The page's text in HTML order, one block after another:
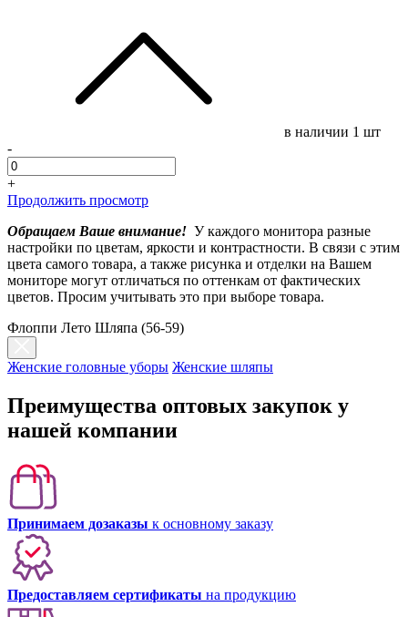
в наличии 1 шт
-
+
Продолжить просмотр
Обращаем Ваше внимание! У каждого монитора разные
настройки по цветам, яркости и контрастности. В связи с этим
цвета самого товара, а также рисунка и отделки на Вашем
мониторе могут отличаться по оттенкам от фактических
цветов. Просим учитывать это при выборе товара.
Флоппи Лето Шляпа (56-59)
Женские головные уборы Женские шляпы
Преимущества оптовых закупок у
нашей компании
Принимаем дозаказы к основному заказу
Предоставляем сертификаты на продукцию